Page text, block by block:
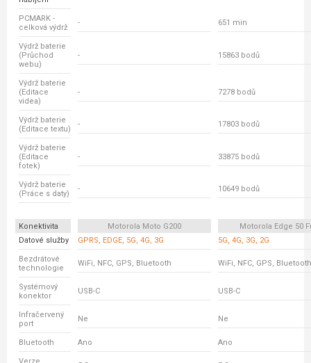
PCMARK -
celková výdrž
- 651 min
Výdrž baterie
(Průchod
webu)
- 15863 bodů
Výdrž baterie
(Editace
videa)
- 7278 bodů
Výdrž baterie
(Editace textu)
- 17803 bodů
Výdrž baterie
(Editace
fotek)
- 33875 bodů
Výdrž baterie
(Práce s daty)
- 10649 bodů
Konektivita Motorola Moto G200
Motorola Edge 50
Datové služby
GPRS, EDGE, 5G, 4G, 3G 5G, 4G, 3G, 2G
Bezdrátové
technologie
WiFi, NFC, GPS, Bluetooth WiFi, NFC, GPS, Bluetooth
Systémový
konektor
USB-C USB-C
Infračervený
port
Ne Ne
Bluetooth Ano Ano